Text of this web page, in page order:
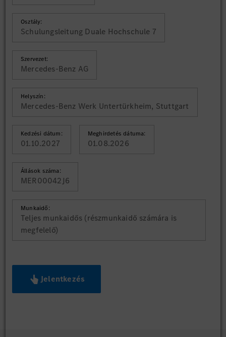
Osztály:
Schulungsleitung Duale Hochschule 7
Szervezet:
Mercedes-Benz AG
Helyszín:
Mercedes-Benz Werk Untertürkheim, Stuttgart
Kedzési dátum:
01.10.2027
Meghirdetés dátuma:
01.08.2026
Állások száma:
MER00042J6
Munkaidő:
Teljes munkaidős (részmunkaidő számára is
megfelelő)
Jelentkezés